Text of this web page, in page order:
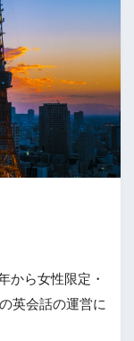
から女性限定・
英会話の運営に